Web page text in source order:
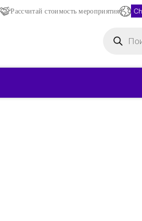
Рассчитай стоимость мероприятия
товаров